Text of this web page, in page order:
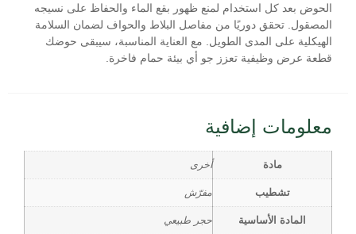
الحوض بعد كل استخدام لمنع ظهور بقع الماء والحفاظ على نسيجه
المصقول. تحقق دوريًا من مفاصل البلاط والحواف لضمان السلامة
الهيكلية على المدى الطويل. مع العناية المناسبة، سيبقى حوضك
قطعة عرض وظيفية تعزز جو أي بيئة حمام فاخرة.
معلومات إضافية
مادة أخرى
تشطيب مفرّش
المادة الأساسية حجر طبيعي